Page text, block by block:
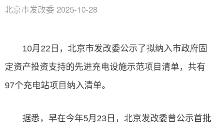
北京市发改委 2025-10-28
10月22日，北京市发改委公示了拟纳入市政府固
定资产投资支持的先进充电设施示范项目清单，共有
97个充电站项目纳入清单。
据悉，早在今年5月23日，北京发改委曾公示首批